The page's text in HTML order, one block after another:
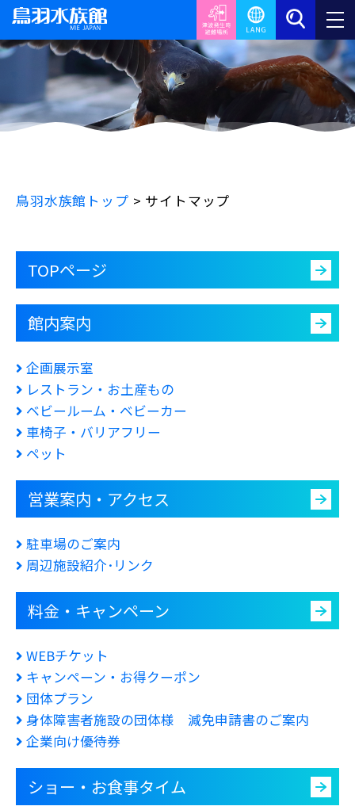
鳥羽水族館トップ > サイトマップ
TOPページ
館内案内
企画展示室
レストラン・お土産もの
ベビールーム・ベビーカー
車椅子・バリアフリー
ペット
営業案内・アクセス
駐車場のご案内
周辺施設紹介･リンク
料金・キャンペーン
WEBチケット
キャンペーン・お得クーポン
団体プラン
身体障害者施設の団体様 減免申請書のご案内
企業向け優待券
ショー・お食事タイム